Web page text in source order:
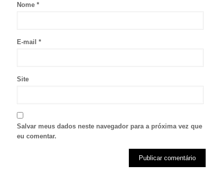
Nome *
E-mail *
Site
Salvar meus dados neste navegador para a próxima vez que
eu comentar.